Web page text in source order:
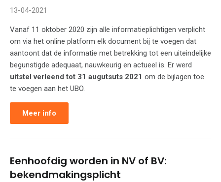
13-04-2021
Vanaf 11 oktober 2020 zijn alle informatieplichtigen verplicht
om via het online platform elk document bij te voegen dat
aantoont dat de informatie met betrekking tot een uiteindelijke
begunstigde adequaat, nauwkeurig en actueel is. Er werd
uitstel verleend tot 31 augutsuts 2021 om de bijlagen toe
te voegen aan het UBO.
Meer info
Eenhoofdig worden in NV of BV:
bekendmakingsplicht